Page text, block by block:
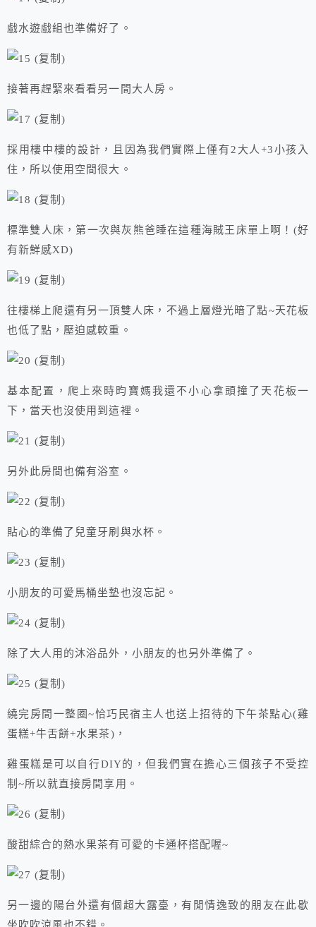
戲水遊戲組也準備好了。
接著再趕緊來看看另一間大人房。
採用樓中樓的設計，且因為我們實際上僅有2大人+3小孩入
住，所以使用空間很大。
標準雙人床，第一次與灰熊爸睡在這種海賊王床單上啊！(好
有新鮮感XD)
往樓梯上爬還有另一頂雙人床，不過上層燈光暗了點~天花板
也低了點，壓迫感較重。
基本配置，爬上來時昀寶媽我還不小心拿頭撞了天花板一
下，當天也沒使用到這裡。
另外此房間也備有浴室。
貼心的準備了兒童牙刷與水杯。
小朋友的可愛馬桶坐墊也沒忘記。
除了大人用的沐浴品外，小朋友的也另外準備了。
繞完房間一整圈~恰巧民宿主人也送上招待的下午茶點心(雞
蛋糕+牛舌餅+水果茶)，
雞蛋糕是可以自行DIY的，但我們實在擔心三個孩子不受控
制~所以就直接房間享用。
酸甜綜合的熱水果茶有可愛的卡通杯搭配喔~
另一邊的陽台外還有個超大露臺，有閒情逸致的朋友在此歇